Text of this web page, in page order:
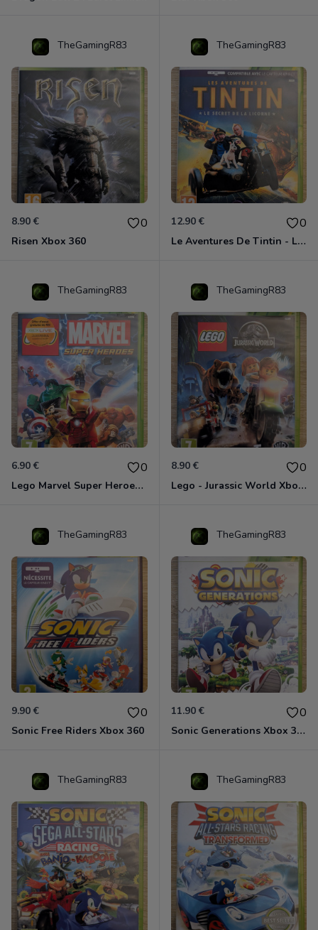
TheGamingR83
8.90 € 0
Risen Xbox 360
TheGamingR83
12.90 € 0
Le Aventures De Tintin - Le Secret De La Licorne Xbox 360
TheGamingR83
6.90 € 0
Lego Marvel Super Heroes Xbox 360
TheGamingR83
8.90 € 0
Lego - Jurassic World Xbox 360
TheGamingR83
9.90 € 0
Sonic Free Riders Xbox 360
TheGamingR83
11.90 € 0
Sonic Generations Xbox 360
TheGamingR83 TheGamingR83